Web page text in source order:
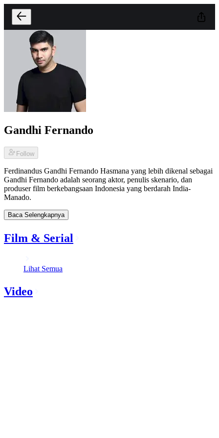
Gandhi Fernando
Follow
Ferdinandus Gandhi Fernando Hasmana yang lebih dikenal sebagai
Gandhi Fernando adalah seorang aktor, penulis skenario, dan
produser film berkebangsaan Indonesia yang berdarah India-
Manado.
Baca Selengkapnya
Film & Serial
Lihat Semua
Video